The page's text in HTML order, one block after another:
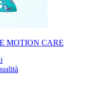
MOTION CARE